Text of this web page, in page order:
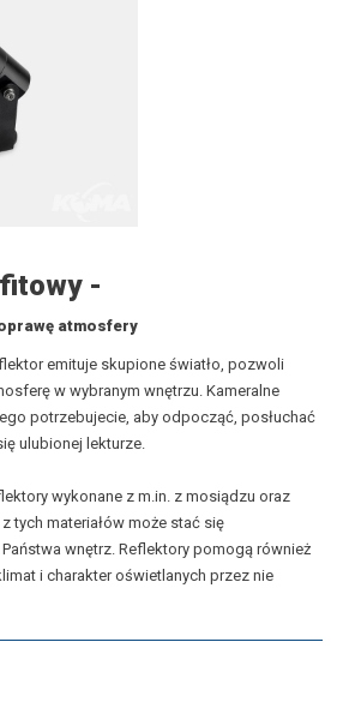
-
atmosfery
emituje skupione światło, pozwoli
w wybranym wnętrzu. Kameralne
potrzebujecie, aby odpocząć, posłuchać
ulubionej lekturze.
wykonane z m.in. z mosiądzu oraz
tych materiałów może stać się
wnętrz. Reflektory pomogą również
i charakter oświetlanych przez nie